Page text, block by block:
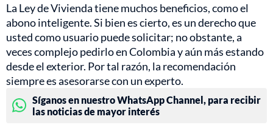
La Ley de Vivienda tiene muchos beneficios, como el
abono inteligente. Si bien es cierto, es un derecho que
usted como usuario puede solicitar; no obstante, a
veces complejo pedirlo en Colombia y aún más estando
desde el exterior. Por tal razón, la recomendación
siempre es asesorarse con un experto.
Síganos en nuestro WhatsApp Channel, para recibir
las noticias de mayor interés